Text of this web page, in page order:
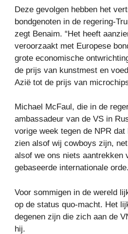
Deze gevolgen hebben het
bondgenoten in de regering-
zegt Benaim. “Het heeft
veroorzaakt met Europese
grote economische
de prijs van kunstmest en
Azië tot de prijs van
Michael McFaul, die in de
ambassadeur van de VS in
vorige week tegen de NPR dat
zien alsof wij cowboys zijn,
alsof we ons niets aantrekken
gebaseerde internationale
Voor sommigen in de wereld
op de status quo-macht. Het
degenen zijn die zich aan de
hij.